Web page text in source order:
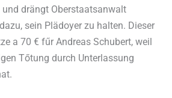
drängt Oberstaatsanwalt
sein Plädoyer zu halten. Dieser
a 70 € fűr Andreas Schubert, weil
Tőtung durch Unterlassung